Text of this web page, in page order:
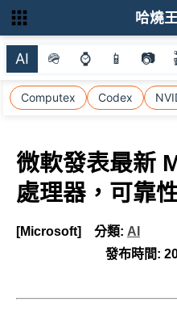
AI 🪖 ⌚ 📱 📷
Computex Codex
哈燒
微軟發表最新
處理器，可靠
[Microsoft] 分類: AI
發布時間: